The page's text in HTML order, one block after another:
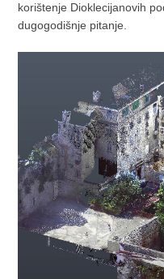
korištenje Dioklecijanovih
dugogodišnje pitanje.